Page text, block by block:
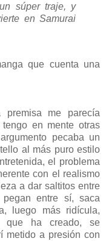
súper traje, y
en Samurai
que cuenta una
me parecía
en mente otras
pecaba un
al más puro estilo
el problema
con el realismo
a dar saltitos entre
entre sí, saca
luego más ridícula,
que ha creado, se
metido a presión con